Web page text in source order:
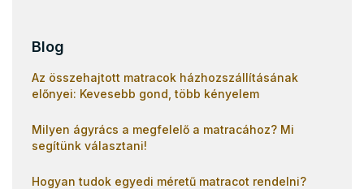
Blog
Az összehajtott matracok házhozszállításának
előnyei: Kevesebb gond, több kényelem
Milyen ágyrács a megfelelő a matracához? Mi
segítünk választani!
Hogyan tudok egyedi méretű matracot rendelni?